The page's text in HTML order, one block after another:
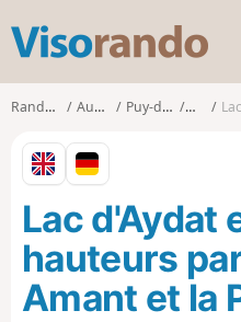
s
o
o
Randonnées Auvergne Puy-de-Dôme AydatLac
Lac d'Aydat
hauteurs
Amant et la